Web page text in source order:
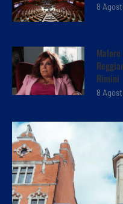
8
Rimini
8